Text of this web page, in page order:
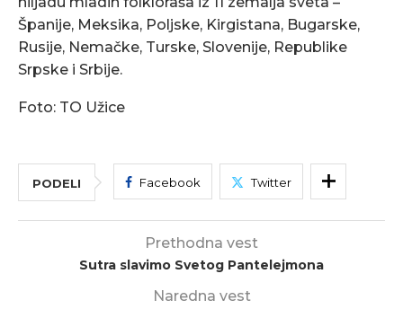
Španije, Meksika, Poljske, Kirgistana, Bugarske,
Rusije, Nemačke, Turske, Slovenije, Republike
Srpske i Srbije.
Foto: TO Užice
PODELI Facebook Twitter
Prethodna vest
Sutra slavimo Svetog Pantelejmona
Naredna vest